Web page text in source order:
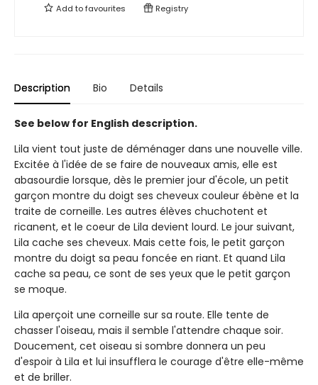
Add tofavourites Registry
Description Bio Details
See below for English description.
Lila vient tout juste de déménager dans une nouvelle ville.
Excitée à l'idée de se faire de nouveaux amis, elle est
abasourdie lorsque, dès le premier jour d'école, un petit
garçon montre du doigt ses cheveux couleur ébène et la
traite de corneille. Les autres élèves chuchotent et
ricanent, et le coeur de Lila devient lourd. Le jour suivant,
Lila cache ses cheveux. Mais cette fois, le petit garçon
montre du doigt sa peau foncée en riant. Et quand Lila
cache sa peau, ce sont de ses yeux que le petit garçon
se moque.
Lila aperçoit une corneille sur sa route. Elle tente de
chasser l'oiseau, mais il semble l'attendre chaque soir.
Doucement, cet oiseau si sombre donnera un peu
d'espoir à Lila et lui insufflera le courage d'être elle-même
et de briller.